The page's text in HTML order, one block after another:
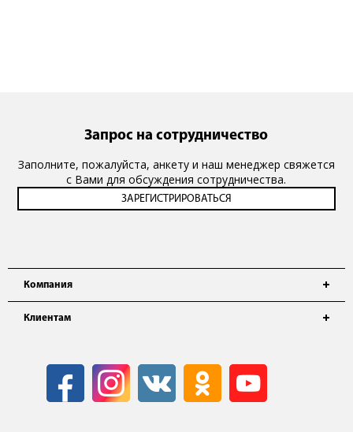
Компания
Клиентам
Запрос на сотрудничество
Заполните, пожалуйста, анкету и наш менеджер свяжется
с Вами для обсуждения сотрудничества.